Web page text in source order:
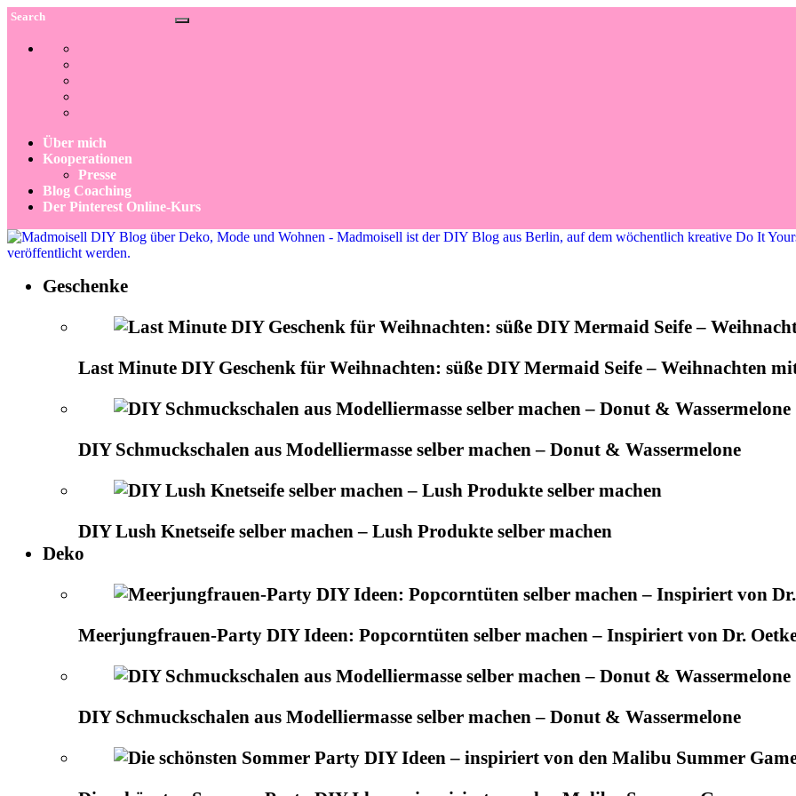
Über mich
Kooperationen
Presse
Blog Coaching
Der Pinterest Online-Kurs
Geschenke
Last Minute DIY Geschenk für Weihnachten: süße DIY Mermaid Seife – Weihnachten
DIY Schmuckschalen aus Modelliermasse selber machen – Donut & Wassermelone
DIY Lush Knetseife selber machen – Lush Produkte selber machen
Deko
Meerjungfrauen-Party DIY Ideen: Popcorntüten selber machen – Inspiriert von Dr.
DIY Schmuckschalen aus Modelliermasse selber machen – Donut & Wassermelone